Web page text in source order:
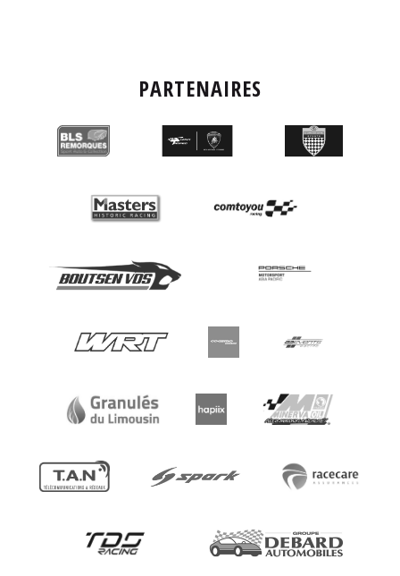
PARTENAIRES